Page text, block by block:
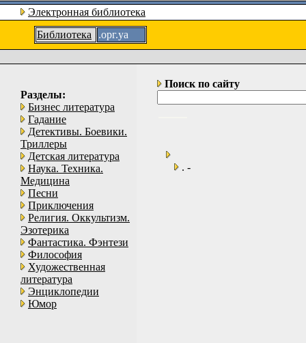
Электронная библиотека
Библиотека
.орг.уа
Разделы:
Бизнес литература
Гадание
Детективы. Боевики.
Триллеры
Детская литература
Наука. Техника.
Медицина
Песни
Приключения
Религия. Оккультизм.
Эзотерика
Фантастика. Фэнтези
Философия
Художественная
литература
Энциклопедии
Юмор
Поиск по сайту
. -